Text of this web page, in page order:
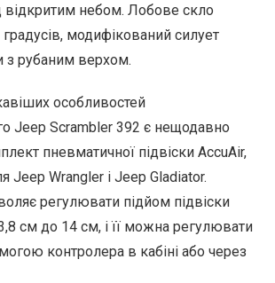
відкритим небом. Лобове скло
модифікований силует
з рубаним верхом.
особливостей
Jeep Scrambler 392 є нещодавно
пневматичної підвіски AccuAir,
Jeep Wrangler і Jeep Gladiator.
регулювати підйом підвіски
см до 14 см, і її можна регулювати
контролера в кабіні або через